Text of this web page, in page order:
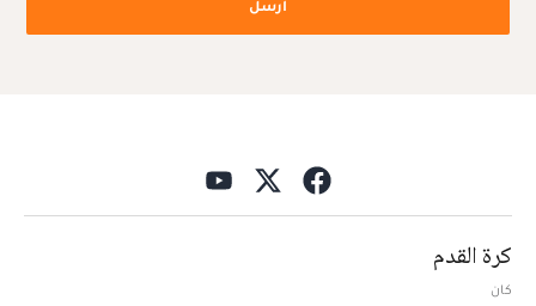
أرسل
كرة القدم
كان